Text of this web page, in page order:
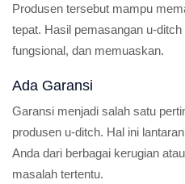
Produsen tersebut mampu
tepat. Hasil pemasangan u-
fungsional, dan memuaskan.
Ada Garansi
Garansi menjadi salah satu
produsen u-ditch. Hal ini
Anda dari berbagai kerugian
masalah tertentu.